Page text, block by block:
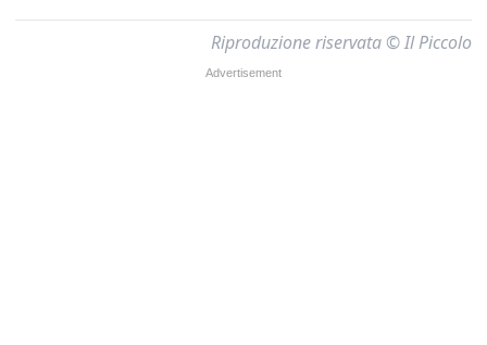
Riproduzione riservata © Il Piccolo